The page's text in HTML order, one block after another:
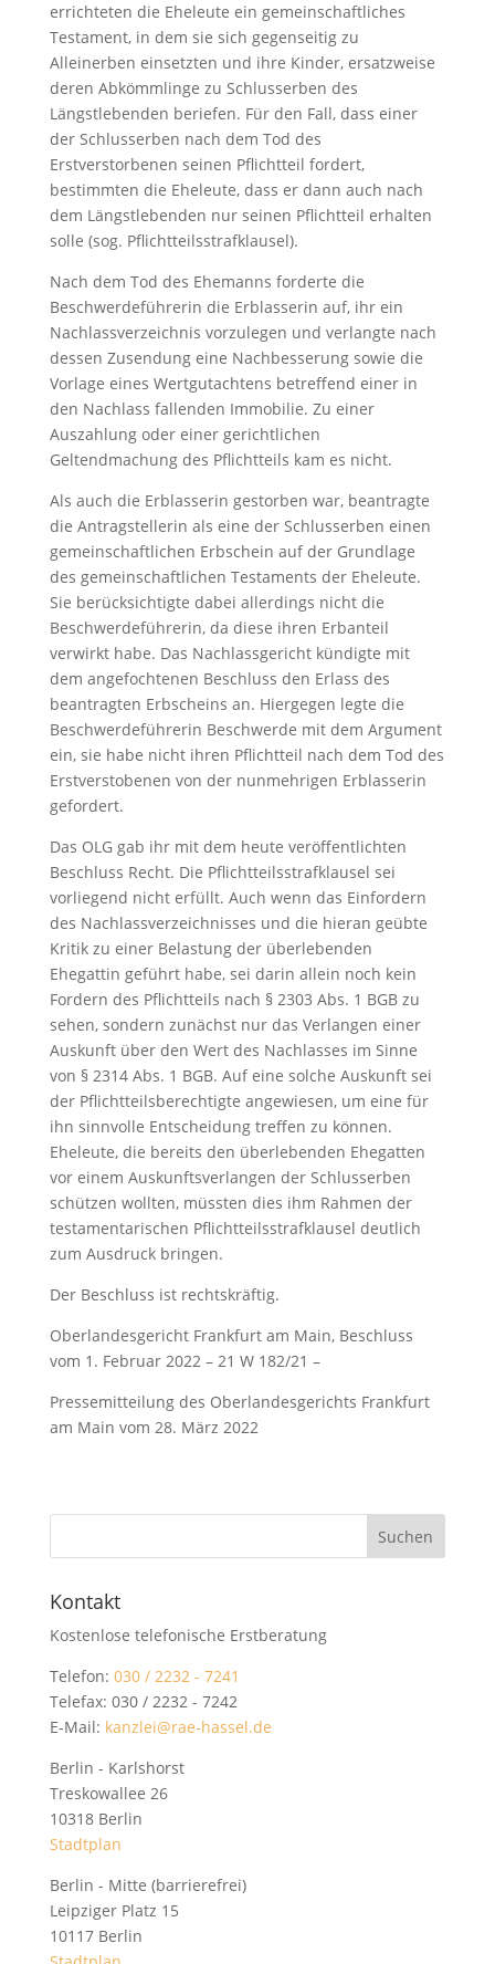
errichteten die Eheleute ein gemeinschaftliches
Testament, in dem sie sich gegenseitig zu
Alleinerben einsetzten und ihre Kinder, ersatzweise
deren Abkömmlinge zu Schlusserben des
Längstlebenden beriefen. Für den Fall, dass einer
der Schlusserben nach dem Tod des
Erstverstorbenen seinen Pflichtteil fordert,
bestimmten die Eheleute, dass er dann auch nach
dem Längstlebenden nur seinen Pflichtteil erhalten
solle (sog. Pflichtteilsstrafklausel).
Nach dem Tod des Ehemanns forderte die
Beschwerdeführerin die Erblasserin auf, ihr ein
Nachlassverzeichnis vorzulegen und verlangte nach
dessen Zusendung eine Nachbesserung sowie die
Vorlage eines Wertgutachtens betreffend einer in
den Nachlass fallenden Immobilie. Zu einer
Auszahlung oder einer gerichtlichen
Geltendmachung des Pflichtteils kam es nicht.
Als auch die Erblasserin gestorben war, beantragte
die Antragstellerin als eine der Schlusserben einen
gemeinschaftlichen Erbschein auf der Grundlage
des gemeinschaftlichen Testaments der Eheleute.
Sie berücksichtigte dabei allerdings nicht die
Beschwerdeführerin, da diese ihren Erbanteil
verwirkt habe. Das Nachlassgericht kündigte mit
dem angefochtenen Beschluss den Erlass des
beantragten Erbscheins an. Hiergegen legte die
Beschwerdeführerin Beschwerde mit dem Argument
ein, sie habe nicht ihren Pflichtteil nach dem Tod des
Erstverstobenen von der nunmehrigen Erblasserin
gefordert.
Das OLG gab ihr mit dem heute veröffentlichten
Beschluss Recht. Die Pflichtteilsstrafklausel sei
vorliegend nicht erfüllt. Auch wenn das Einfordern
des Nachlassverzeichnisses und die hieran geübte
Kritik zu einer Belastung der überlebenden
Ehegattin geführt habe, sei darin allein noch kein
Fordern des Pflichtteils nach § 2303 Abs. 1 BGB zu
sehen, sondern zunächst nur das Verlangen einer
Auskunft über den Wert des Nachlasses im Sinne
von § 2314 Abs. 1 BGB. Auf eine solche Auskunft sei
der Pflichtteilsberechtigte angewiesen, um eine für
ihn sinnvolle Entscheidung treffen zu können.
Eheleute, die bereits den überlebenden Ehegatten
vor einem Auskunftsverlangen der Schlusserben
schützen wollten, müssten dies ihm Rahmen der
testamentarischen Pflichtteilsstrafklausel deutlich
zum Ausdruck bringen.
Der Beschluss ist rechtskräftig.
Oberlandesgericht Frankfurt am Main, Beschluss
vom 1. Februar 2022 – 21 W 182/21 –
Pressemitteilung des Oberlandesgerichts Frankfurt
am Main vom 28. März 2022
Kontakt
Kostenlose telefonische Erstberatung
Telefon: 030 / 2232 - 7241
Telefax: 030 / 2232 - 7242
E-Mail: kanzlei@rae-hassel.de
Berlin - Karlshorst
Treskowallee 26
10318 Berlin
Stadtplan
Berlin - Mitte (barrierefrei)
Leipziger Platz 15
10117 Berlin